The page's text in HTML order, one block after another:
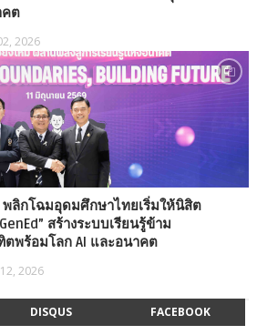
คต
2026
ลิกโฉมอุดมศึกษาไทยเริ่มให้นิสิต
สร้างระบบเรียนรู้ข้าม
พร้อมโลก AI และอนาคต
2026
DISQUS FACEBOOK